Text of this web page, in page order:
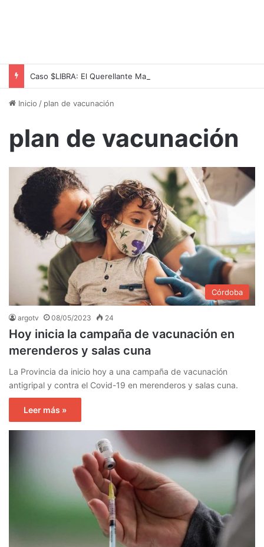
Inicio / plan de vacunación
plan de vacunación
Córdoba
argotv 08/05/2023 24
Hoy inicia la campaña de vacunación en
merenderos y salas cuna
La Provincia da inicio hoy a una campaña de vacunación
antigripal y contra el Covid-19 en merenderos y salas cuna.
Leer más »